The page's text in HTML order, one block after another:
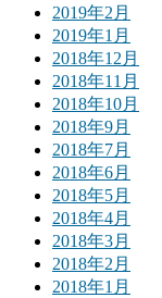
2019年2月
2019年1月
2018年12月
2018年11月
2018年10月
2018年9月
2018年7月
2018年6月
2018年5月
2018年4月
2018年3月
2018年2月
2018年1月